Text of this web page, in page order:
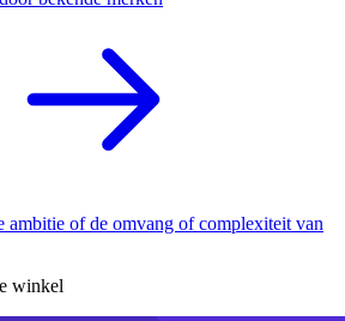
ambitie of de omvang of complexiteit van
winkel